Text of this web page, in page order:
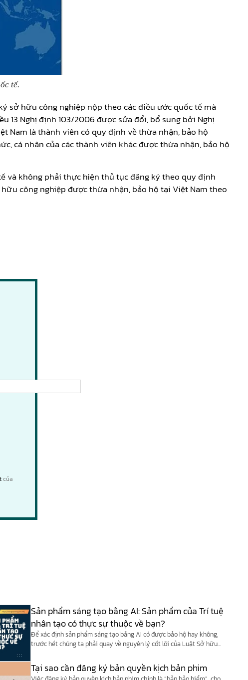
tế.
sở hữu công nghiệp nộp theo các điều ước quốc tế mà
13 Nghị định 103/2006 được sửa đổi, bổ sung bởi Nghị
Nam là thành viên có quy định về thừa nhận, bảo hộ
cá nhân của các thành viên khác được thừa nhận, bảo hộ
và không phải thực hiện thủ tục đăng ký theo quy định
công nghiệp được thừa nhận, bảo hộ tại Việt Nam theo
của
Sản phẩm sáng tạo bằng AI: Sản phẩm của Trí tuệ
nhân tạo có thực sự thuộc về bạn?
Để xác định sản phẩm sáng tạo bằng AI có được bảo hộ hay không,
trước hết chúng ta phải quay về nguyên lý cốt lõi của Luật Sở hữu
Tại sao cần đăng ký bản quyền kịch bản phim